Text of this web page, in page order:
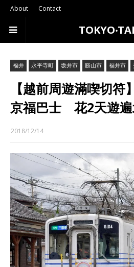
About Contact
福井 永平寺町 坂井市 勝山市 福井市
【越前周遊滿喫切符
京福巴士 花2天遊
2018/12/14